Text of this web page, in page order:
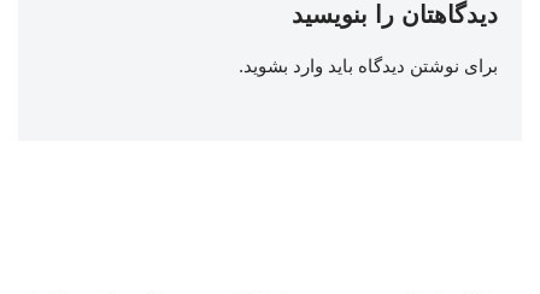
دیدگاهتان را بنویسید
برای نوشتن دیدگاه باید وارد بشوید.